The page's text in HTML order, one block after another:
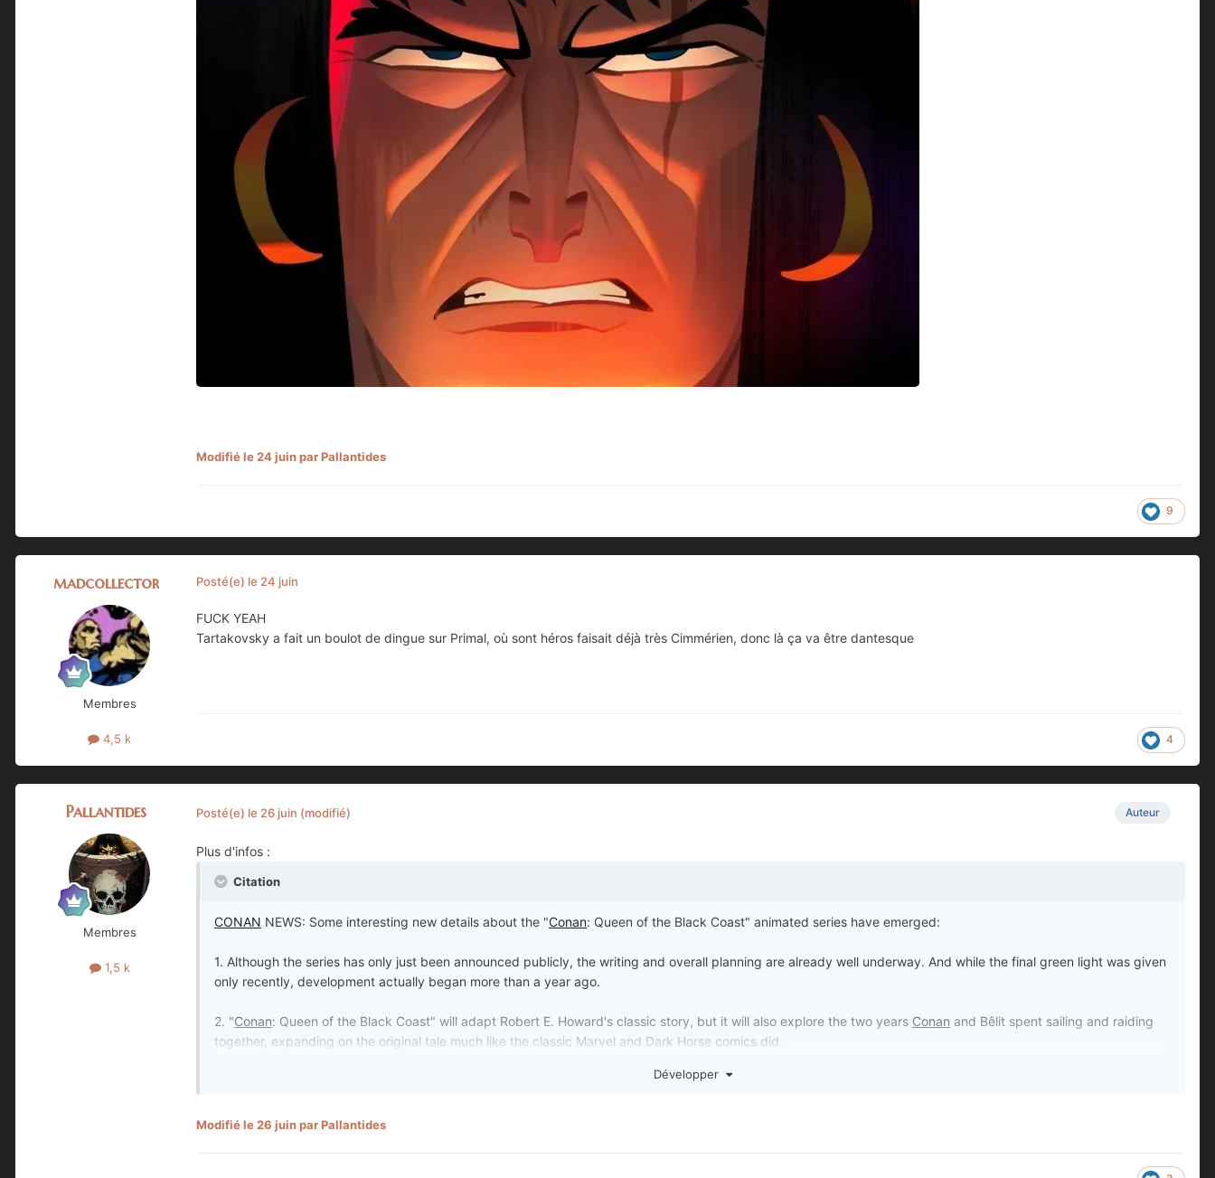
Modifiéle 24 juinpar Pallantides
9
madcollector
Membres
4,5 k
Posté(e) le 24 juin
FUCK YEAH
Tartakovsky a fait un boulot de dingue sur Primal, où sont héros faisait déjà très Cimmérien, donc là ça va être dantesque
4
Pallantides
Membres
1,5 k
Auteur
Posté(e) le 26 juin (modifié)
Plus d'infos :
Citation
CONAN NEWS: Some interesting new details about the "Conan: Queen of the Black Coast" animated series have emerged:
1. Although the series has only just been announced publicly, the writing and overall planning are already well underway. And while the final green light was given
only recently, development actually began more than a year ago.
2. "Conan: Queen of the Black Coast" will adapt Robert E. Howard's classic story, but it will also explore the two years Conan and Bêlit spent sailing and raiding
together, expanding on the original tale much like the classic Marvel and Dark Horse comics did.
Conanstories. Shorter tales are expected to receive shorter adaptations, with some stories
Développer
Modifiéle 26 juinpar Pallantides